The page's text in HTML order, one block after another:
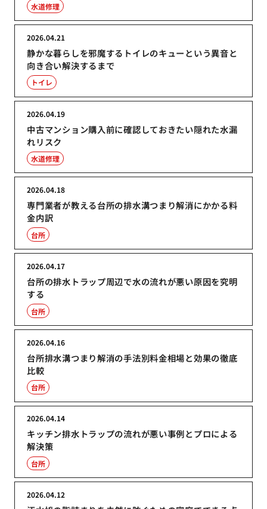
水道修理
静かな暮らしを邪魔するトイレのキューという異音と
向き合い解決するまで
2026.04.21
トイレ
中古マンション購入前に確認しておきたい隠れた水漏
れリスク
2026.04.19
水道修理
専門業者が教える台所の排水溝つまり解消にかかる料
金内訳
2026.04.18
台所
台所の排水トラップ周辺で水の流れが悪い原因を究明
する
2026.04.17
台所
台所排水溝つまり解消の手法別料金相場と効果の徹底
比較
2026.04.16
台所
キッチン排水トラップの流れが悪い事例とプロによる
解決策
2026.04.14
台所
2026.04.12